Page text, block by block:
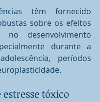
têm fornecido
sobre os efeitos
desenvolvimento
durante a
períodos
estresse tóxico